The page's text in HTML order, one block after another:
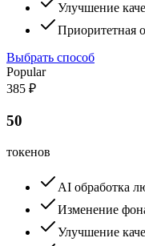
Улучшение
Приоритетная
Выбрать способ
Popular
385 ₽
50
токенов
AI обработка
Изменение
Улучшение